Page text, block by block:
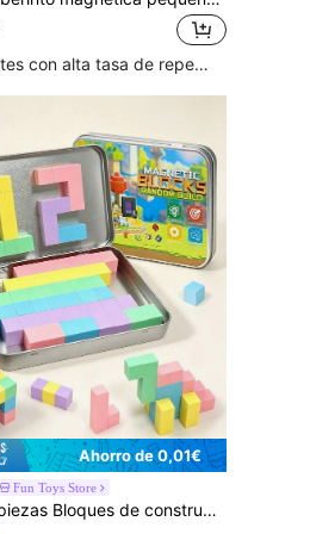
Clientes con alta tasa de repetición
Ahorro de 0,01€
Fun Toys Store
30/60 piezas Bloques de construcción magnéticos multicolor tipo macaron, juguete educativo creativo DIY, regalo de cumpleaños para niños y niñas de 3+, bloques coloridos